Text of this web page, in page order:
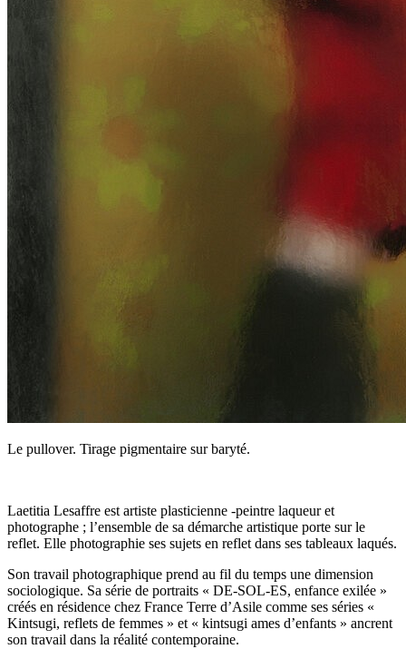
Le pullover. Tirage pigmentaire sur baryté.
Laetitia Lesaffre est artiste plasticienne -peintre laqueur et
photographe ; l’ensemble de sa démarche artistique porte sur le
reflet. Elle photographie ses sujets en reflet dans ses tableaux laqués.
Son travail photographique prend au fil du temps une dimension
sociologique. Sa série de portraits « DE-SOL-ES, enfance exilée »
créés en résidence chez France Terre d’Asile comme ses séries «
Kintsugi, reflets de femmes » et « kintsugi ames d’enfants » ancrent
son travail dans la réalité contemporaine.